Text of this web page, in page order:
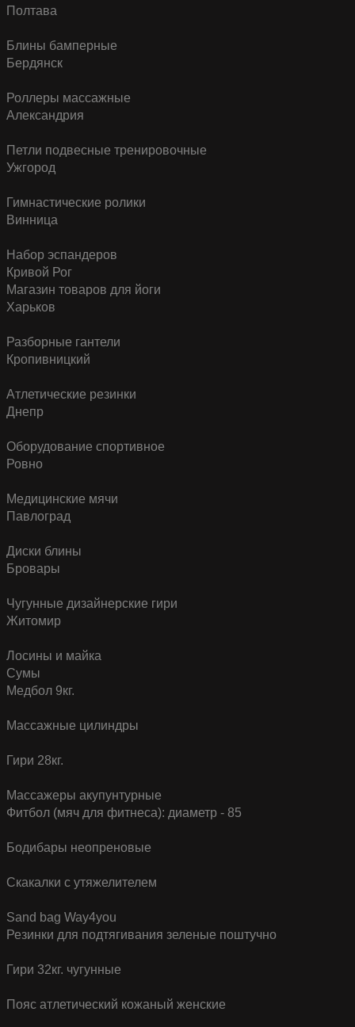
Полтава
Блины бамперные
Бердянск
Роллеры массажные
Александрия
Петли подвесные тренировочные
Ужгород
Гимнастические ролики
Винница
Набор эспандеров
Кривой Рог
Магазин товаров для йоги
Харьков
Разборные гантели
Кропивницкий
Атлетические резинки
Днепр
Оборудование спортивное
Ровно
Медицинские мячи
Павлоград
Диски блины
Бровары
Чугунные дизайнерские гири
Житомир
Лосины и майка
Сумы
Медбол 9кг.
Массажные цилиндры
Гири 28кг.
Массажеры акупунтурные
Фитбол (мяч для фитнеса): диаметр - 85
Бодибары неопреновые
Скакалки с утяжелителем
Sand bag Way4you
Резинки для подтягивания зеленые поштучно
Гири 32кг. чугунные
Пояс атлетический кожаный женские